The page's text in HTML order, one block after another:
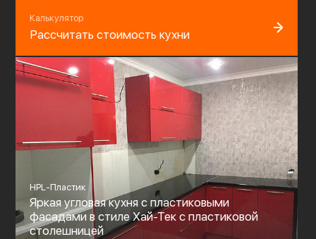
Калькулятор
Рассчитать стоимость кухни
HPL-Пластик
Яркая угловая кухня с пластиковыми
фасадами в стиле Хай-Тек с пластиковой
столешницей